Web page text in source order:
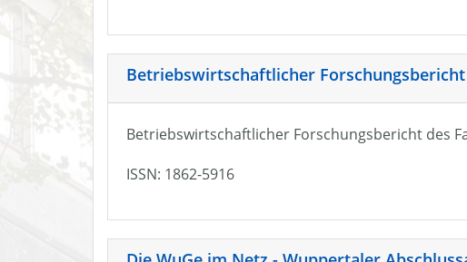
Betriebswirtschaftlicher
Betriebswirtschaftlicher Forschungsbericht des
ISSN: 1862-5916